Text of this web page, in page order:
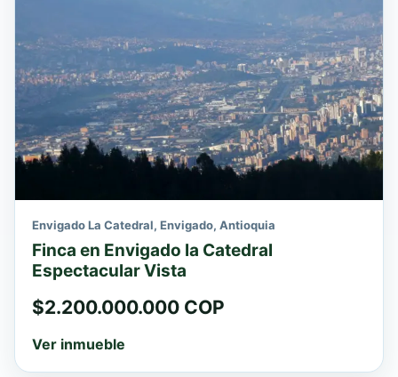
Envigado La Catedral, Envigado, Antioquia
Finca en Envigado la Catedral
Espectacular Vista
$2.200.000.000 COP
Ver inmueble